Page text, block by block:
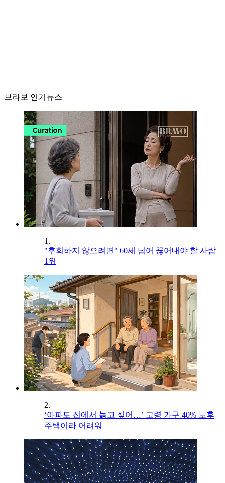
브라보 인기뉴스
1.
"후회하지 않으려면" 60세 넘어 끊어내야 할 사람
1위
2.
‘아파도 집에서 늙고 싶어…’ 고령 가구 40% 노후
주택이라 어려워